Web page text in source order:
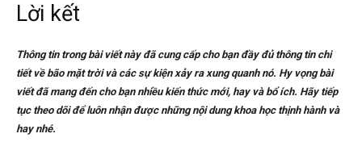
Lời kết
Thông tin trong bài viết này đã cung cấp cho bạn đầy đủ thông tin chi
tiết về bão mặt trời và các sự kiện xảy ra xung quanh nó. Hy vọng bài
viết đã mang đến cho bạn nhiều kiến thức mới, hay và bổ ích. Hãy tiếp
tục theo dõi để luôn nhận được những nội dung khoa học thịnh hành và
hay nhé.